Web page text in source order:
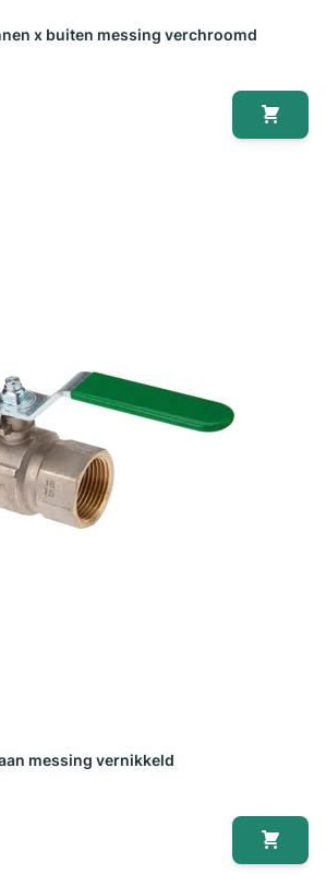
x buiten messing verchroomd
messing vernikkeld